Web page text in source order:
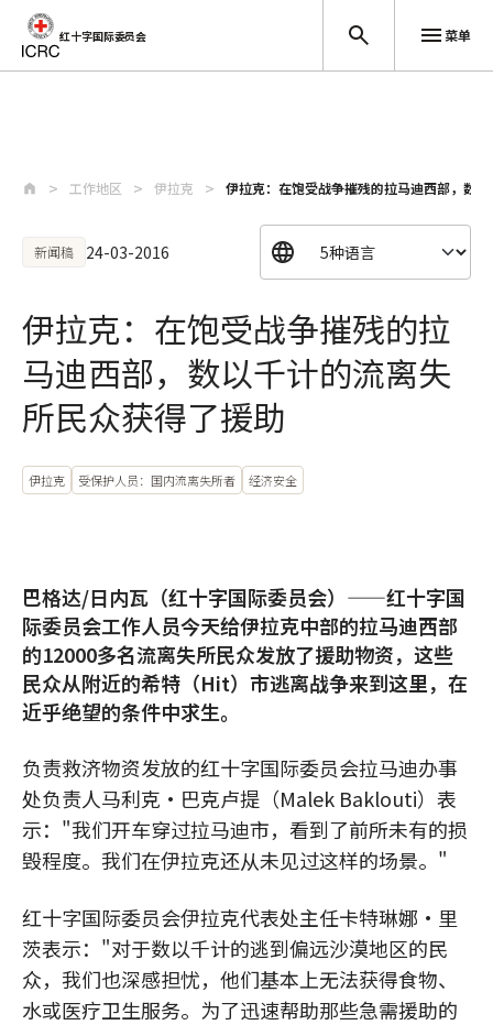
红十字国际委员会 菜单
工作地区 伊拉克 伊拉克：在饱受战争摧残的拉马迪西部，数
新闻稿 24-03-2016
伊拉克：在饱受战争摧残的拉
马迪西部，数以千计的流离失
所民众获得了援助
伊拉克 受保护人员：国内流离失所者 经济安全
巴格达/日内瓦（红十字国际委员会）——红十字国
际委员会工作人员今天给伊拉克中部的拉马迪西部
的12000多名流离失所民众发放了援助物资，这些
民众从附近的希特（Hit）市逃离战争来到这里，在
近乎绝望的条件中求生。
负责救济物资发放的红十字国际委员会拉马迪办事
处负责人马利克·巴克卢提（Malek Baklouti）表
示："我们开车穿过拉马迪市，看到了前所未有的损
毁程度。我们在伊拉克还从未见过这样的场景。"
红十字国际委员会伊拉克代表处主任卡特琳娜·里
茨表示："对于数以千计的逃到偏远沙漠地区的民
众，我们也深感担忧，他们基本上无法获得食物、
水或医疗卫生服务。为了迅速帮助那些急需援助的